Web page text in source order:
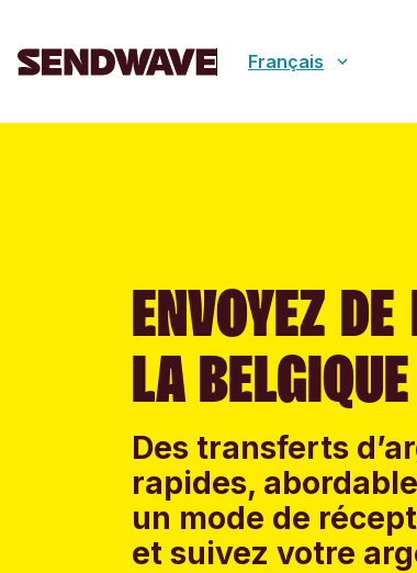
Français
ENVOYEZ
LA BELGIQUE
Des transferts
rapides,
un mode de
et suivez votre